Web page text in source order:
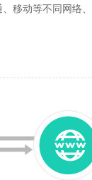
移动等不同网络